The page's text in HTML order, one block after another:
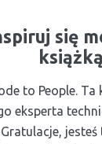
się
książką
to People. Ta
eksperta